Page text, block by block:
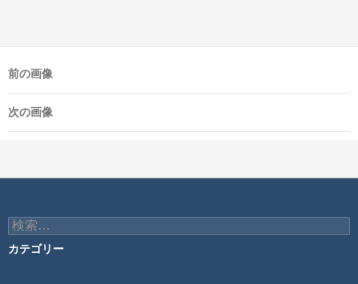
前の画像
次の画像
検
索:
カテゴリー